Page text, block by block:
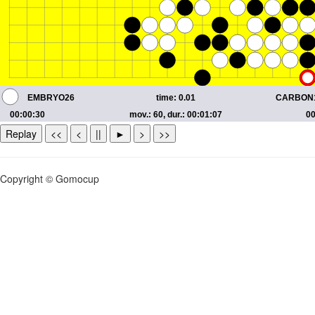
Replay << < || ► > >>
Copyright © Gomocup